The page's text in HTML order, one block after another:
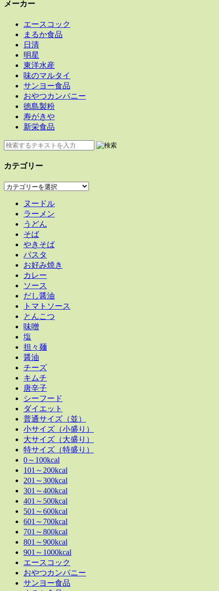
メーカー
エースコック
まるか食品
日清
明星
東洋水産
味のマルタイ
サンヨー食品
おやつカンパニー
徳島製粉
寿がきや
新栄食品
カテゴリー
カ
ヌードル
ラーメン
うどん
そば
やきそば
パスタ
お好み焼き
カレー
ソース
だし醤油
トマトソース
とんこつ
味噌
塩
担々麺
醤油
チーズ
キムチ
唐辛子
シーフード
ダイエット
普通サイズ（並）
小サイズ（小盛り）
大サイズ（大盛り）
特サイズ（特盛り）
0～100kcal
101～200kcal
201～300kcal
301～400kcal
401～500kcal
501～600kcal
601～700kcal
701～800kcal
801～900kcal
901～1000kcal
エースコック
おやつカンパニー
サンヨー食品